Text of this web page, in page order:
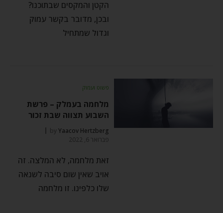
הקטן והמקסים שבתוכנו?
ובכן, מדובר בקשר עמוק
וגדול שמתחיל
פשוט ועמוק
מלחמה בעמלק – פרשת
השבוע תצווה שבת זכור
byYaacov Hertzberg
פברואר 6, 2022
זאת מלחמה, לא המלצה. זה
אויב שאין שום סיבה לשנאה
שלו כלפינו. זו מלחמה